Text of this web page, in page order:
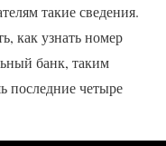
такие сведения.
как узнать номер
банк, таким
последние четыре